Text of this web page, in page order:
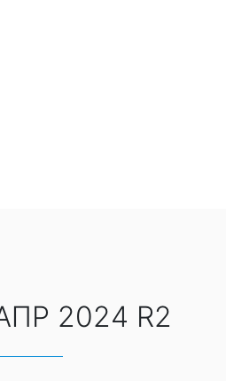
2024 R2